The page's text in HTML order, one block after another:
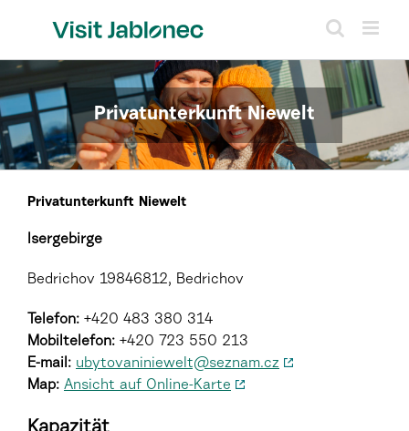
Privatunterkunft Niewelt
Privatunterkunft Niewelt
Isergebirge
Bedrichov 19846812, Bedrichov
Telefon: +420 483 380 314
Mobiltelefon: +420 723 550 213
E-mail: ubytovaniniewelt@seznam.cz
Map: Ansicht auf Online-Karte